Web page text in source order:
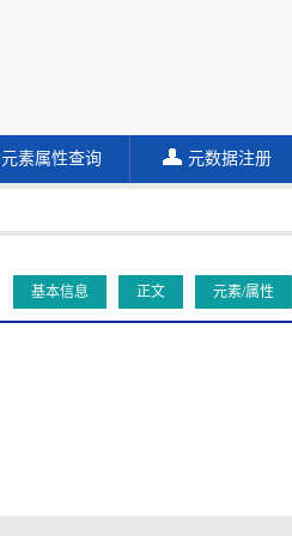
元素属性查询 元数据注册
基本信息 正文 元素/属性